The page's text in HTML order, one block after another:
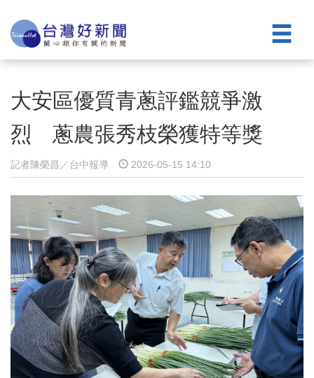
大安區優質青蔥評鑑競爭激
烈 蔥農張秀枝榮獲特等獎
記者陳榮昌／台中報導 2026-05-15 14:10